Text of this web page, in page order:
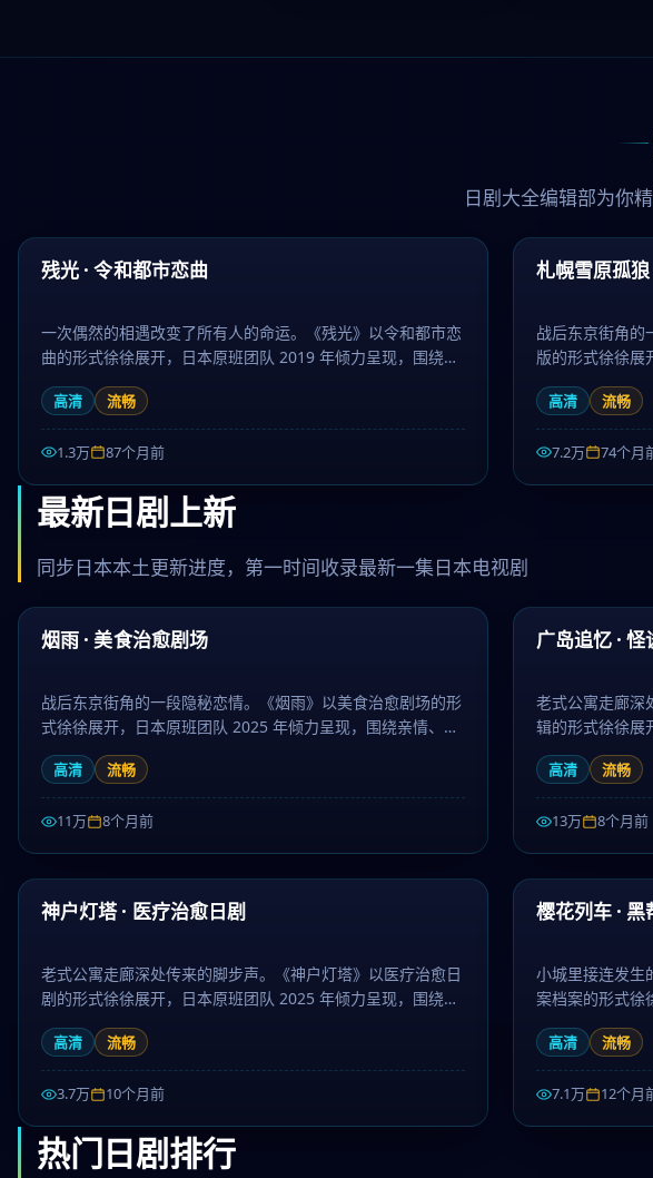
日剧大全编辑部为你
精选
残光 · 令和都市恋曲
一次偶然的相遇改变了所有人的命运。《残光》以令和都市恋
曲的形式徐徐展开，日本原班团队 2019 年倾力呈现，围绕抉
择、命运与羁绊层层推进，作为动漫题材，人物刻画立体、台
词余韵悠长。日剧大全提供高清完整版日本电视剧免费在线观
看。
高清 流畅
1.3万 87个月前
精选
札幌雪原孤
战后东京街角的
版的形式徐徐展
情、梦想与坚
笔环环相扣。日
看。
高清 流畅
7.2万 74个月
最新日剧上新
同步日本本土更新进度，第一时间收录最新一集日本电视剧
最新
47:47
烟雨 · 美食治愈剧场
战后东京街角的一段隐秘恋情。《烟雨》以美食治愈剧场的形
式徐徐展开，日本原班团队 2025 年倾力呈现，围绕亲情、信
念与救赎层层推进，作为动作题材，故事走向出人意料、结局
动人。日剧大全提供高清完整版日本电视剧免费在线观看。
高清 流畅
11万 8个月前
最新
广岛追忆 ·
老式公寓走廊深
辑的形式徐徐展
仇、真相与放
笔环环相扣。日
看。
高清 流畅
13万 8个月前
最新
51:49
神户灯塔 · 医疗治愈日剧
老式公寓走廊深处传来的脚步声。《神户灯塔》以医疗治愈日
剧的形式徐徐展开，日本原班团队 2025 年倾力呈现，围绕友
情、梦想与坚持层层推进，作为喜剧题材，节奏张弛有度、伏
笔环环相扣。日剧大全提供高清完整版日本电视剧免费在线观
看。
高清 流畅
3.7万 10个月前
最新
樱花列车 ·
小城里接连发生
案档案的形式徐
绕亲情、信念
与人文厚度。日
看。
高清 流畅
7.1万 12个月
热门日剧排行